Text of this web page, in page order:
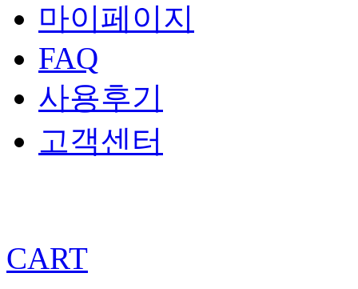
마이페이지
FAQ
사용후기
고객센터
CART